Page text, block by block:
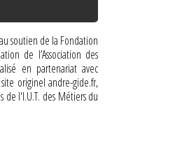
soutien de la Fondation
de l’Association des
en partenariat avec
originel andre-gide.fr,
de l'I.U.T. des Métiers du